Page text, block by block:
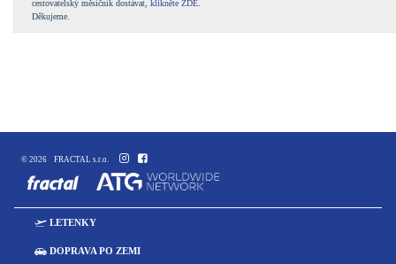
cestovatelský měsíčník dostávat, klikněte ZDE.
Děkujeme.
© 2026 FRACTAL s.r.o.
fractal
LETENKY
DOPRAVA PO ZEMI